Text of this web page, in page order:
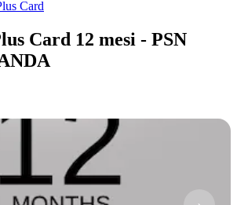
Card
Card 12 mesi - PSN